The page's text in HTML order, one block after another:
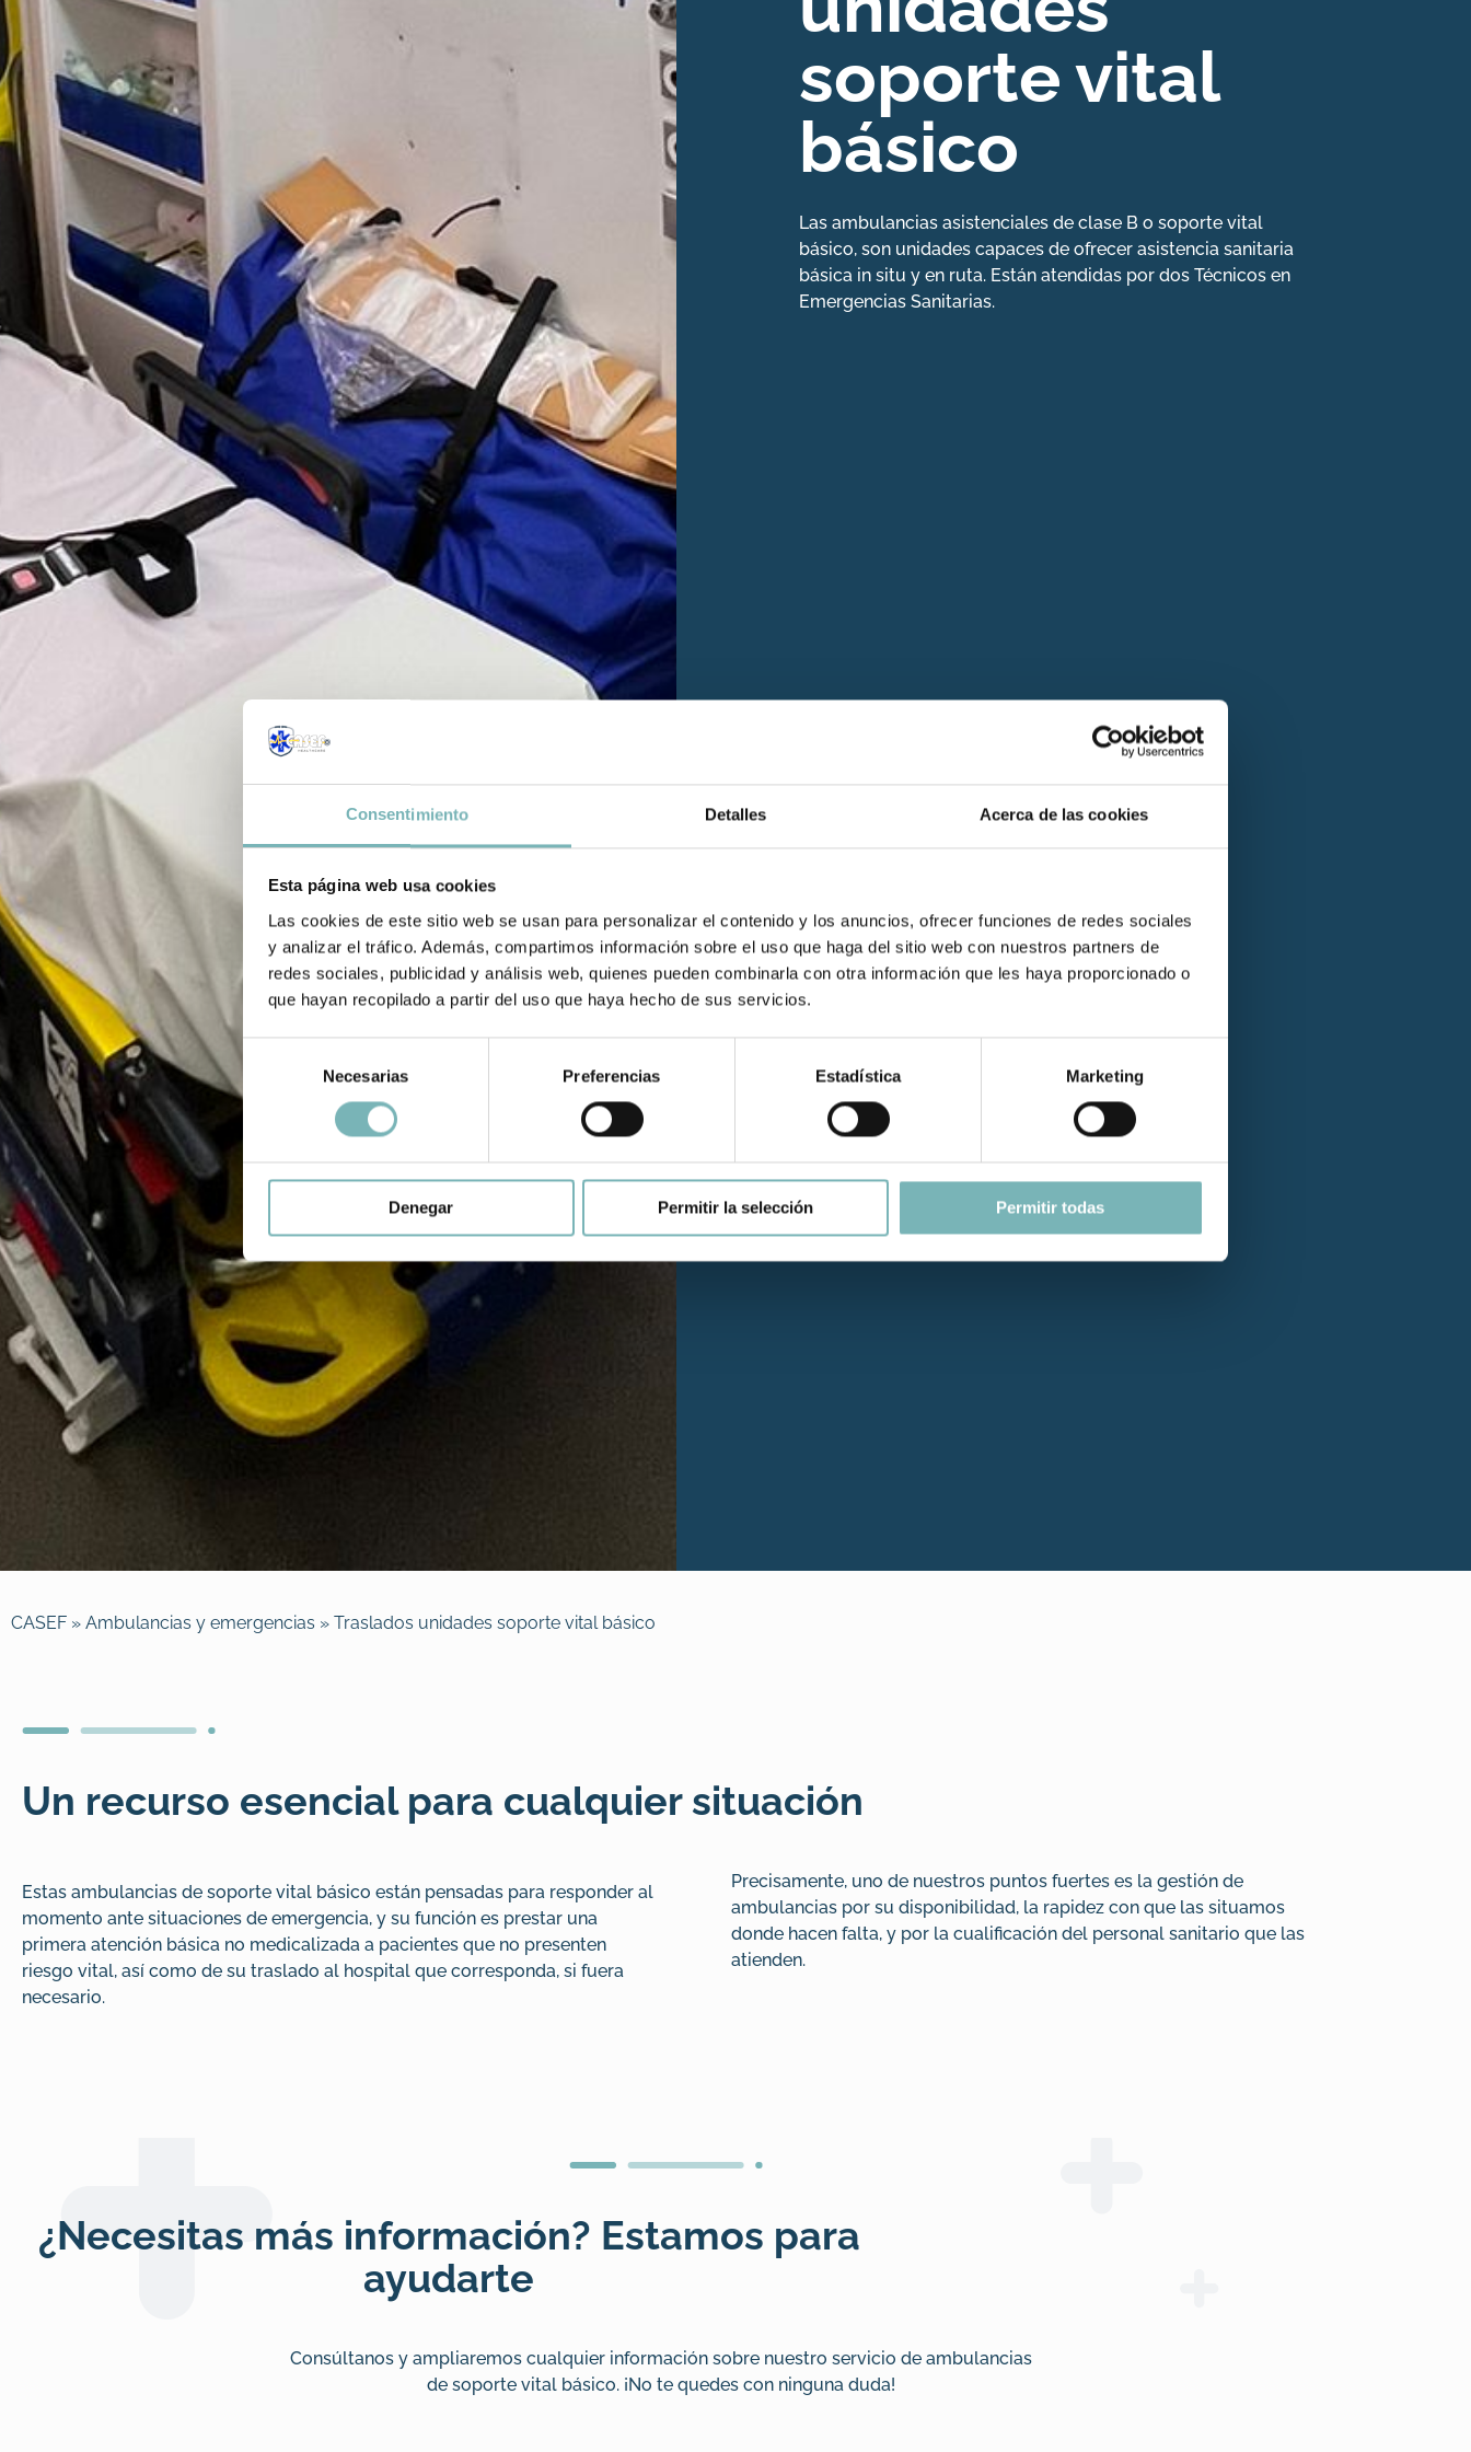
Consentimiento Detalles Acerca de las cookies
Esta página web usa cookies
Las cookies de este sitio web se usan para personalizar el contenido y los anuncios, ofrecer funciones de redes sociales
y analizar el tráfico. Además, compartimos información sobre el uso que haga del sitio web con nuestros partners de
redes sociales, publicidad y análisis web, quienes pueden combinarla con otra información que les haya proporcionado o
que hayan recopilado a partir del uso que haya hecho de sus servicios.
consentimiento
Necesarias Preferencias Estadística Marketing
Denegar Permitir la selección Permitir todas
soporte vital
básico
Las ambulancias asistenciales de clase B o soporte vital
básico, son unidades capaces de ofrecer asistencia sanitaria
básica in situ y en ruta. Están atendidas por dos Técnicos en
Emergencias Sanitarias.
CASEF » Ambulancias y emergencias » Traslados unidades soporte vital básico
Un recurso esencial para cualquier situación
Estas ambulancias de soporte vital básico están pensadas para responder al
momento ante situaciones de emergencia, y su función es prestar una
primera atención básica no medicalizada a pacientes que no presenten
riesgo vital, así como de su traslado al hospital que corresponda, si fuera
necesario.
Precisamente, uno de nuestros puntos fuertes es la gestión de
ambulancias por su disponibilidad, la rapidez con que las situamos
donde hacen falta, y por la cualificación del personal sanitario que las
atienden.
¿Necesitas más información? Estamos para
ayudarte
Consúltanos y ampliaremos cualquier información sobre nuestro servicio de ambulancias
de soporte vital básico. ¡No te quedes con ninguna duda!